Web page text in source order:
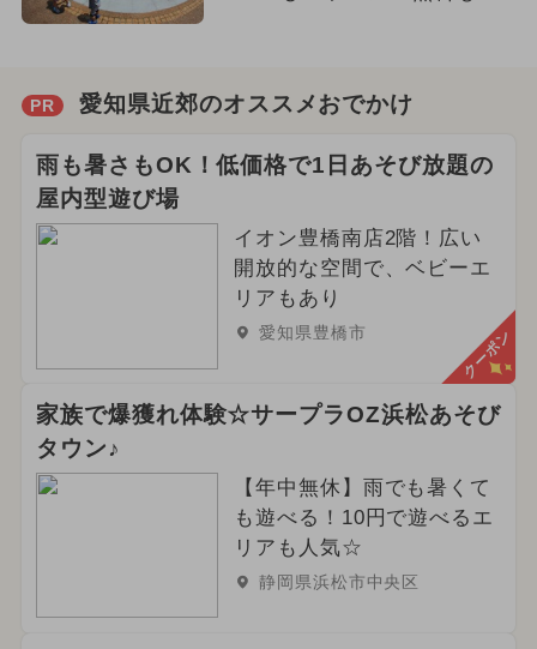
PR 愛知県近郊のオススメおでかけ
雨も暑さもOK！低価格で1日あそび放題の
屋内型遊び場
イオン豊橋南店2階！広い
開放的な空間で、ベビーエ
リアもあり
愛知県豊橋市 クーポン
家族で爆獲れ体験☆サープラOZ浜松あそび
タウン♪
【年中無休】雨でも暑くて
も遊べる！10円で遊べるエ
リアも人気☆
静岡県浜松市中央区